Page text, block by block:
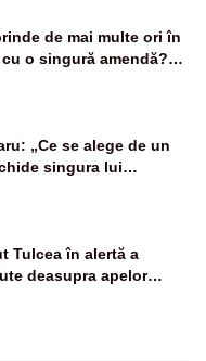
de mai multe ori în
o singură amendă?
„Ce se alege de un
singura lui
Tulcea în alertă a
deasupra apelor
ridicate două F-16